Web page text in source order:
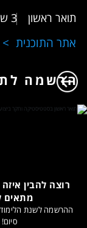
תואר ראשון 3 שנות לימוד
אתר התוכנית
הרשמה
רוצה להבין
מתאים
ההרשמה לשנת
סיום!